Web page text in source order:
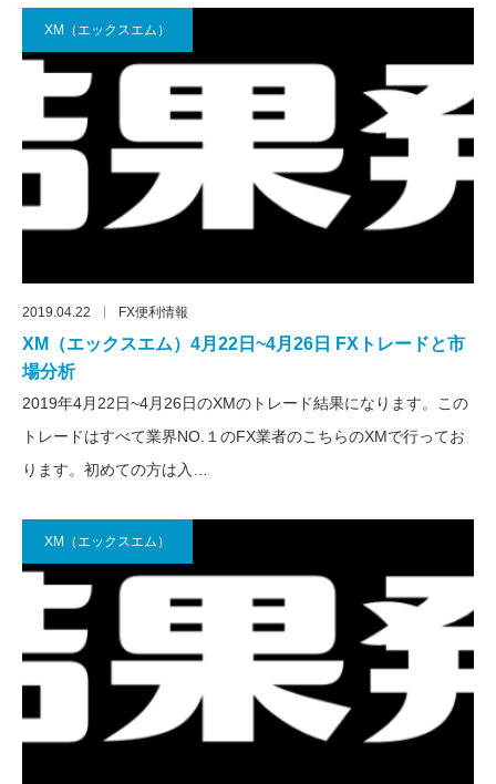
XM（エックスエム）
2019.04.22 FX便利情報
XM（エックスエム）4月22日~4月26日 FXトレードと市
場分析
2019年4月22日~4月26日のXMのトレード結果になります。この
トレードはすべて業界NO.１のFX業者のこちらのXMで行ってお
ります。初めての方は入…
XM（エックスエム）